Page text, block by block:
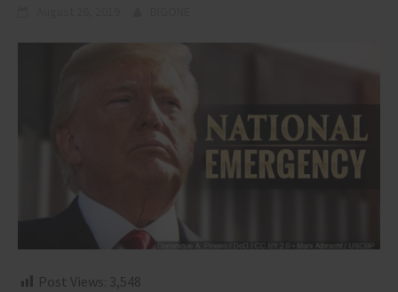
Post Views: 3,548